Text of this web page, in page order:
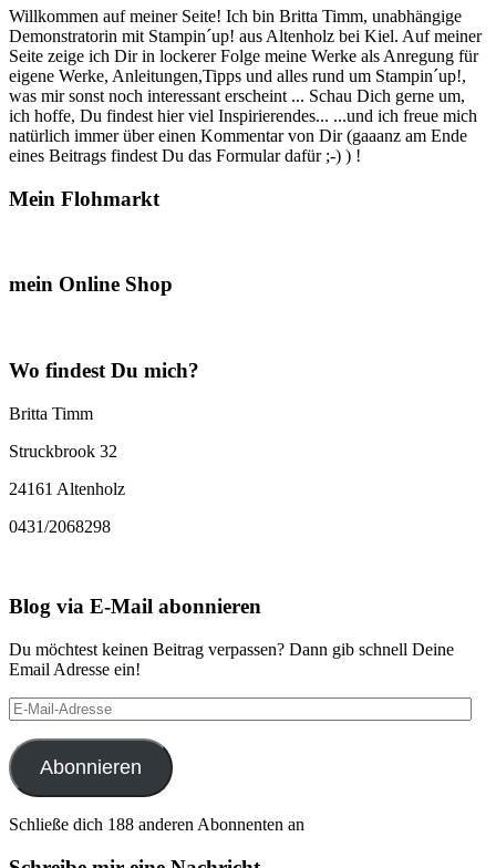
und
zum
Einzug…“
Willkommen auf meiner Seite! Ich bin Britta Timm, unabhängige
Demonstratorin mit Stampin´up! aus Altenholz bei Kiel. Auf meiner
Seite zeige ich Dir in lockerer Folge meine Werke als Anregung für
eigene Werke, Anleitungen,Tipps und alles rund um Stampin´up!,
was mir sonst noch interessant erscheint ... Schau Dich gerne um,
ich hoffe, Du findest hier viel Inspirierendes... ...und ich freue mich
natürlich immer über einen Kommentar von Dir (gaaanz am Ende
eines Beitrags findest Du das Formular dafür ;-) ) !
Mein Flohmarkt
mein Online Shop
Wo findest Du mich?
Britta Timm
Struckbrook 32
24161 Altenholz
0431/2068298
Blog via E-Mail abonnieren
Du möchtest keinen Beitrag verpassen? Dann gib schnell Deine
Email Adresse ein!
E-
Mail-
Adresse
Abonnieren
Schließe dich 188 anderen Abonnenten an